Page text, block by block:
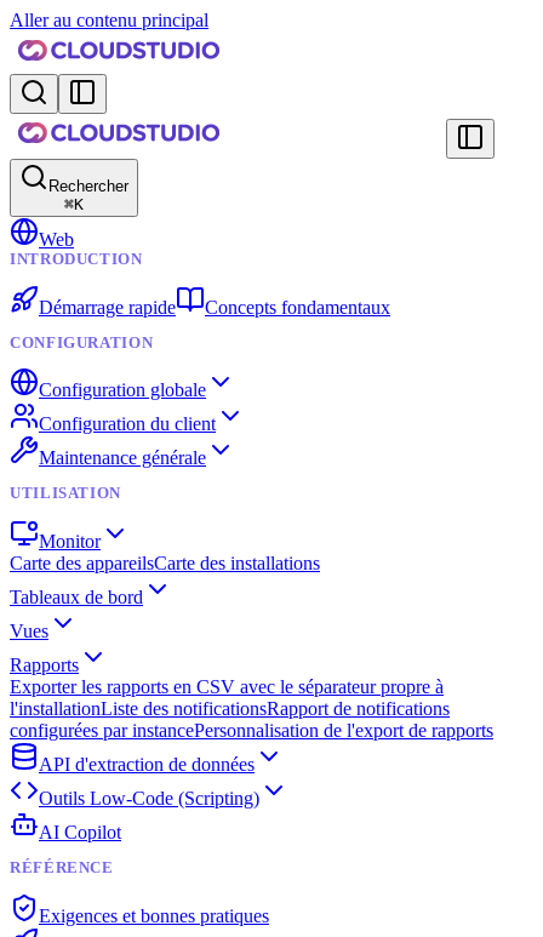
Aller au contenu principal
Rechercher
⌘K
Web
INTRODUCTION
Démarrage rapide Concepts fondamentaux
CONFIGURATION
Configuration globale
Configuration du client
Maintenance générale
UTILISATION
Monitor
Carte des appareilsCarte des installations
Tableaux de bord
Vues
Rapports
Exporter les rapports en CSV avec le séparateur propre à
l'installationListe des notificationsRapport de notifications
configurées par instancePersonnalisation de l'export de rapports
API d'extraction de données
Outils Low-Code (Scripting)
AI Copilot
RÉFÉRENCE
Exigences et bonnes pratiques